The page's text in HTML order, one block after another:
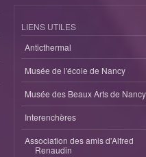
LIENS UTILES
Anticthermal
Musée de l'école de Nancy
Musée des Beaux Arts de Nancy
Interenchères
Association des amis d'Alfred
Renaudin